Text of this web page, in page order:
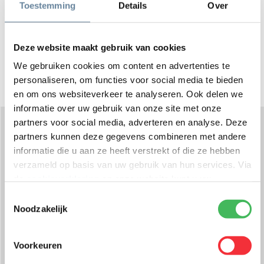
Toestemming Details Over
Deze website maakt gebruik van cookies
We gebruiken cookies om content en advertenties te
personaliseren, om functies voor social media te bieden
en om ons websiteverkeer te analyseren. Ook delen we
informatie over uw gebruik van onze site met onze
partners voor social media, adverteren en analyse. Deze
partners kunnen deze gegevens combineren met andere
informatie die u aan ze heeft verstrekt of die ze hebben
verzameld op basis van uw gebruik van hun services. Via
Noodzakelijk
Voorkeuren
500
Medewerkers bij DynaGroup
Collega’s aan het woord
Recruiter
Roy Paffen – Recruiter